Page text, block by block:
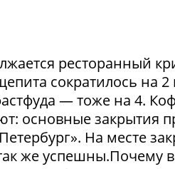
ресторанный
сократилось на
— тоже на 4.
основные
На месте
же успешны.Почему